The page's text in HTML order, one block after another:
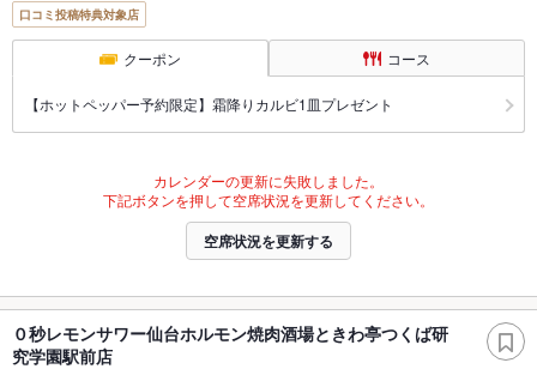
口コミ投稿特典対象店
クーポン コース
【ホットペッパー予約限定】霜降りカルビ1皿プレゼント
カレンダーの更新に失敗しました。
下記ボタンを押して空席状況を更新してください。
空席状況を更新する
０秒レモンサワー仙台ホルモン焼肉酒場ときわ亭つくば研
究学園駅前店